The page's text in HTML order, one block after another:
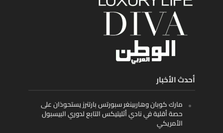
أحدث الأخبار
مارك كوبان وهاربينغر سبورتس بارتنرز يستحوذان على
حصة أقلية في نادي أثليتيكس التابع لدوري البيسبول
الأمريكي